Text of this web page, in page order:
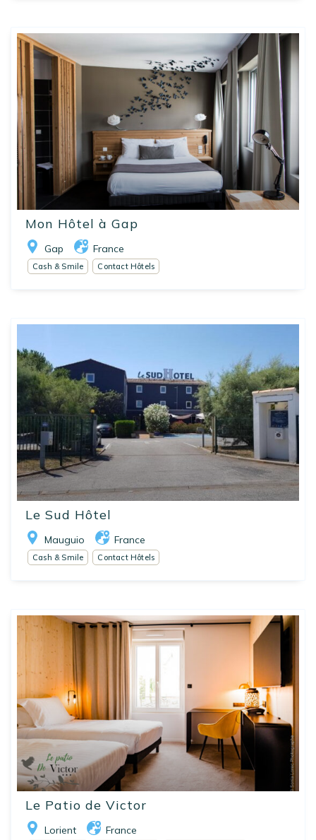
Mon Hôtel à Gap
Gap France
Cash & Smile Contact Hôtels
Le Sud Hôtel
Mauguio France
Cash & Smile Contact Hôtels
Le Patio de Victor
Lorient France